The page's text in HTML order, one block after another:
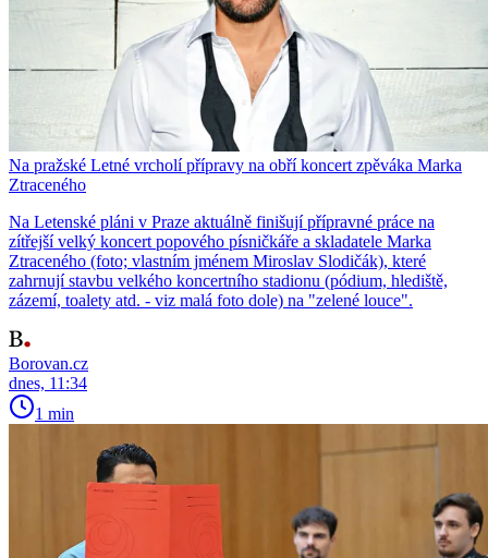
Na pražské Letné vrcholí přípravy na obří koncert zpěváka Marka
Ztraceného
Na Letenské pláni v Praze aktuálně finišují přípravné práce na
zítřejší velký koncert popového písničkáře a skladatele Marka
Ztraceného (foto; vlastním jménem Miroslav Slodičák), které
zahrnují stavbu velkého koncertního stadionu (pódium, hlediště,
zázemí, toalety atd. - viz malá foto dole) na "zelené louce".
Borovan.cz
dnes, 11:34
1 min